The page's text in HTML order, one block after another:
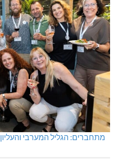
מתחברים: הגליל המערבי והעליון